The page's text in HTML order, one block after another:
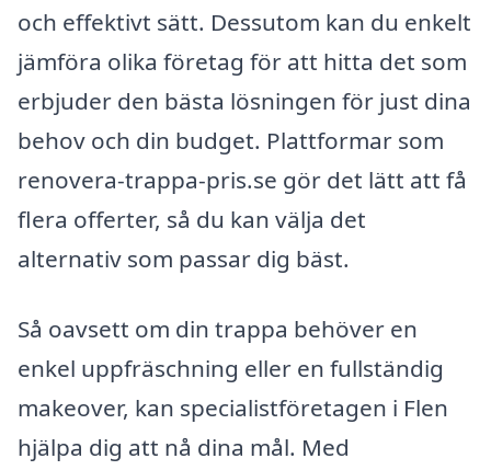
och effektivt sätt. Dessutom kan du enkelt
jämföra olika företag för att hitta det som
erbjuder den bästa lösningen för just dina
behov och din budget. Plattformar som
renovera-trappa-pris.se gör det lätt att få
flera offerter, så du kan välja det
alternativ som passar dig bäst.
Så oavsett om din trappa behöver en
enkel uppfräschning eller en fullständig
makeover, kan specialistföretagen i Flen
hjälpa dig att nå dina mål. Med